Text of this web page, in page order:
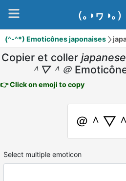
（｡◑ヮ◑｡
(^-^*) Emoticônes japonaises
Copier et coller
＾▽＾＠
👉 Click on emoji to copy
＠＾▽
Select multiple emoticon